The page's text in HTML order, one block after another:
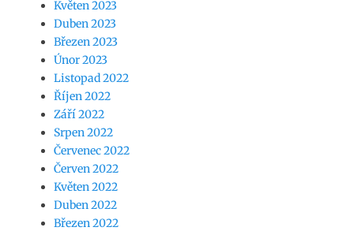
Květen 2023
Duben 2023
Březen 2023
Únor 2023
Listopad 2022
Říjen 2022
Září 2022
Srpen 2022
Červenec 2022
Červen 2022
Květen 2022
Duben 2022
Březen 2022